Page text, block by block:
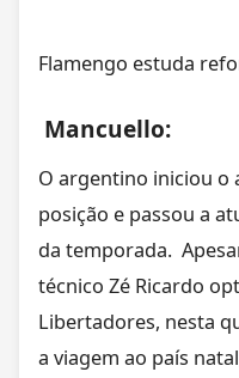
Flamengo estuda
Mancuello:
O argentino iniciou o
posição e passou a
da temporada.
técnico Zé Ricardo
Libertadores, nesta
a viagem ao país